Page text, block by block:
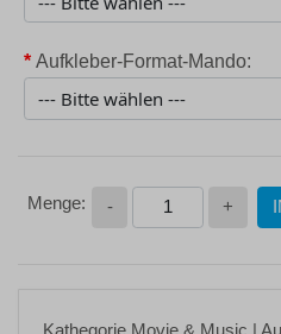
* Aufkleber-Format-Mando:
- +
Kathegorie Movie & Music |